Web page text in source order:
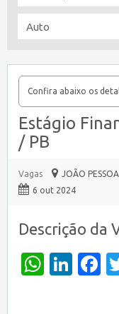
Confira abaixo os
Estágio
/ PB
Vagas
JOÃO PESSOA
6 out 2024
Descrição da